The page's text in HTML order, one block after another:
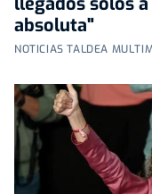
absoluta"
NOTICIAS TALDEA